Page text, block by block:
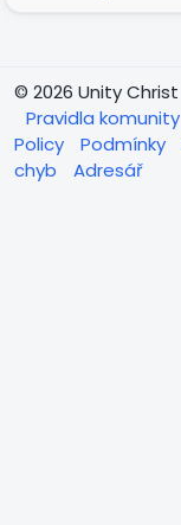
© 2026 Unity Christ
Pravidla komunity
Policy
Podmínky
chyb
Adresář